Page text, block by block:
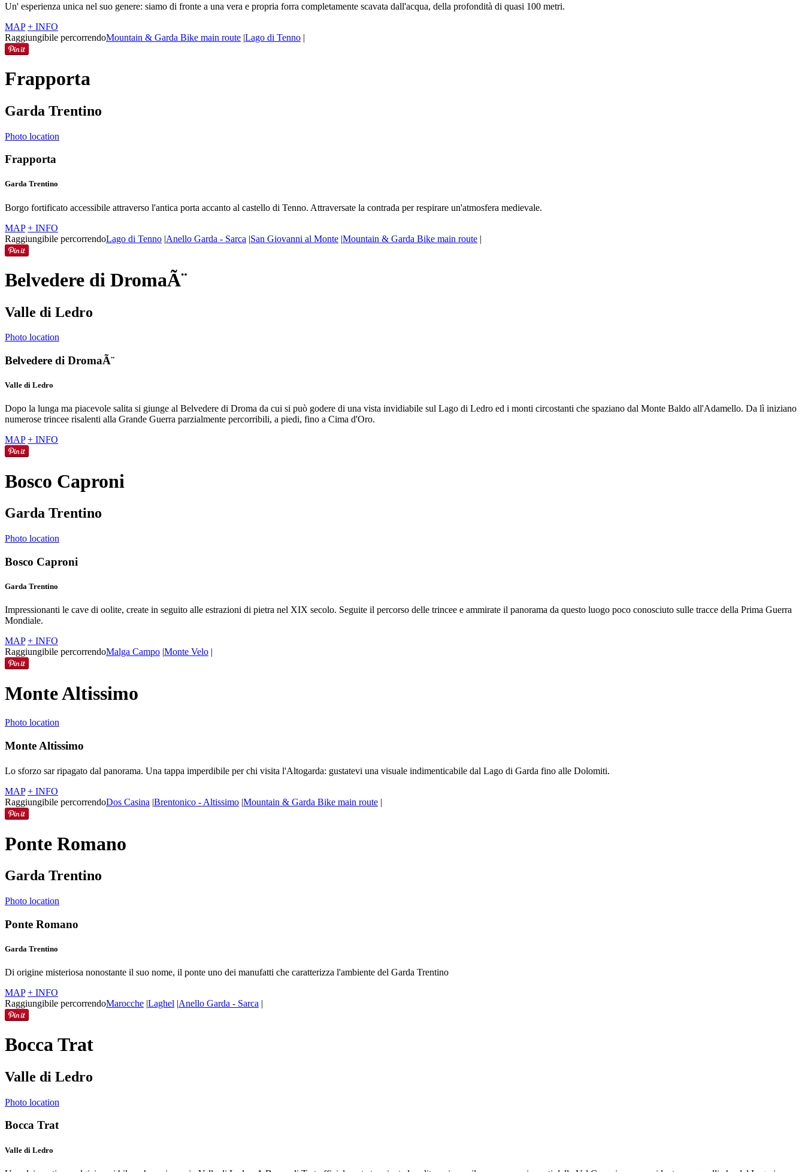
Un' esperienza unica nel suo genere: siamo di fronte a una vera e propria forra completamente scavata dall'acqua, della profondità di quasi 100 metri.
MAP + INFO
Raggiungibile percorrendoMountain & Garda Bike main route |Lago di Tenno |
Frapporta
Garda Trentino
Photo location
Frapporta
Garda Trentino
Borgo fortificato accessibile attraverso l'antica porta accanto al castello di Tenno. Attraversate la contrada per respirare un'atmosfera medievale.
MAP + INFO
Raggiungibile percorrendoLago di Tenno |Anello Garda - Sarca |San Giovanni al Monte |Mountain & Garda Bike main route |
Belvedere di DromaÃ¨
Valle di Ledro
Photo location
Belvedere di DromaÃ¨
Valle di Ledro
Dopo la lunga ma piacevole salita si giunge al Belvedere di Droma da cui si può godere di una vista invidiabile sul Lago di Ledro ed i monti circostanti che spaziano dal Monte Baldo all'Adamello. Da lì iniziano
numerose trincee risalenti alla Grande Guerra parzialmente percorribili, a piedi, fino a Cima d'Oro.
MAP + INFO
Bosco Caproni
Garda Trentino
Photo location
Bosco Caproni
Garda Trentino
Impressionanti le cave di oolite, create in seguito alle estrazioni di pietra nel XIX secolo. Seguite il percorso delle trincee e ammirate il panorama da questo luogo poco conosciuto sulle tracce della Prima Guerra
Mondiale.
MAP + INFO
Raggiungibile percorrendoMalga Campo |Monte Velo |
Monte Altissimo
Photo location
Monte Altissimo
Lo sforzo sar ripagato dal panorama. Una tappa imperdibile per chi visita l'Altogarda: gustatevi una visuale indimenticabile dal Lago di Garda fino alle Dolomiti.
MAP + INFO
Raggiungibile percorrendoDos Casina |Brentonico - Altissimo |Mountain & Garda Bike main route |
Ponte Romano
Garda Trentino
Photo location
Ponte Romano
Garda Trentino
Di origine misteriosa nonostante il suo nome, il ponte uno dei manufatti che caratterizza l'ambiente del Garda Trentino
MAP + INFO
Raggiungibile percorrendoMarocche |Laghel |Anello Garda - Sarca |
Bocca Trat
Valle di Ledro
Photo location
Bocca Trat
Valle di Ledro